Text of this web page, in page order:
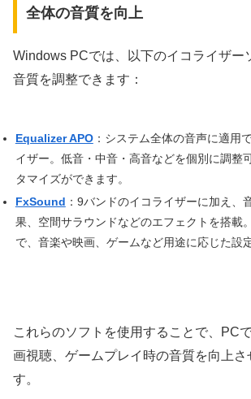
全体の音質を向上
Windows PCでは、以下のイコライザー
音質を調整できます：
Equalizer APO：システム全体の音声に適用
イザー。低音・中音・高音などを個別に調整
タマイズができます。
FxSound ：9バンドのイコライザーに加え、
果、空間サラウンドなどのエフェクトを搭載
で、音楽や映画、ゲームなど用途に応じた設
これらのソフトを使用することで、PC
画視聴、ゲームプレイ時の音質を向上さ
す。